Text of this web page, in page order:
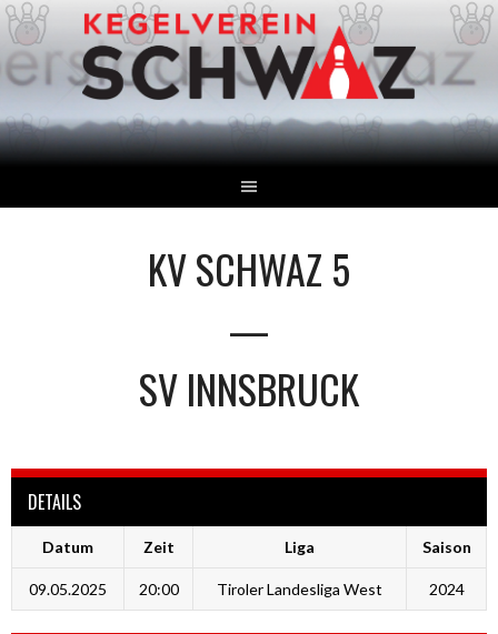
Springe
zum
Inhalt
KV SCHWAZ 5
—
SV INNSBRUCK
DETAILS
Datum Zeit Liga Saison
09.05.2025 20:00 Tiroler Landesliga West 2024